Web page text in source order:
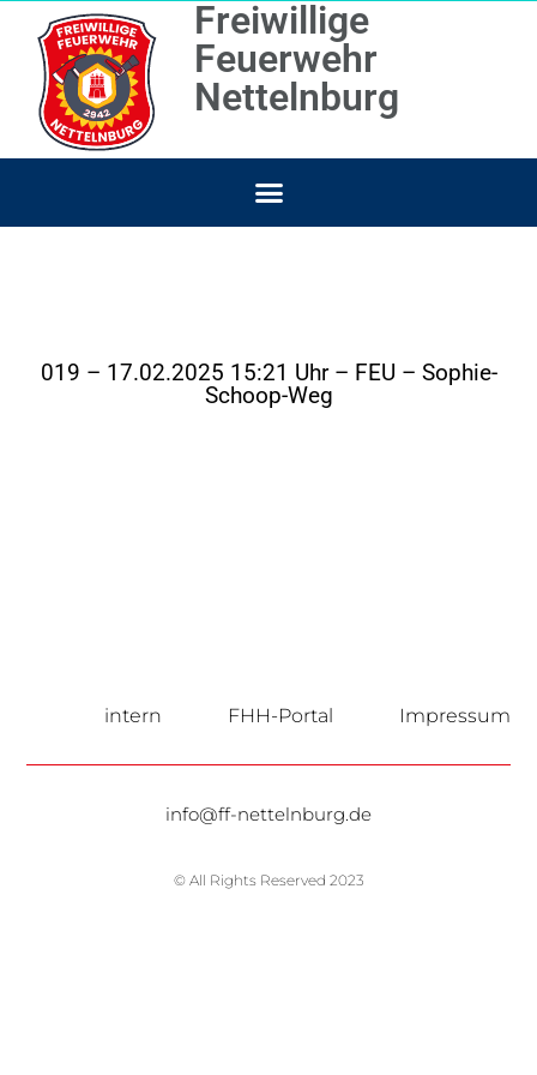
Freiwillige
Feuerwehr
Nettelnburg
019 – 17.02.2025 15:21 Uhr – FEU – Sophie-
Schoop-Weg
intern FHH-Portal Impressum
info@ff-nettelnburg.de
© All Rights Reserved 2023